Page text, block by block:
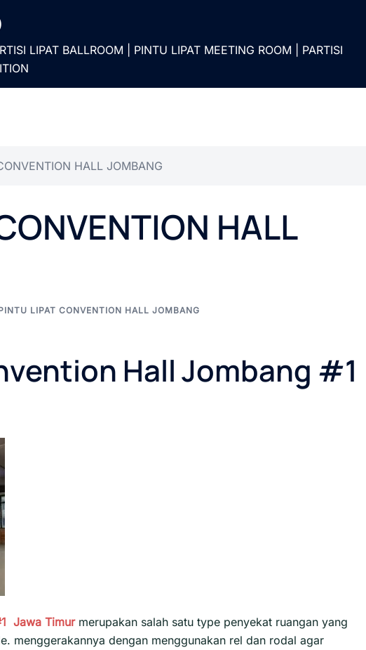
LIPAT BALLROOM | PINTU LIPAT MEETING ROOM | PARTISI
HALL JOMBANG
HALL
LIPAT CONVENTION HALL JOMBANG
Hall Jombang #1
Jawa Timurmerupakan salah satu type penyekat ruangan yang
menggerakannya dengan menggunakan rel dan rodal agar